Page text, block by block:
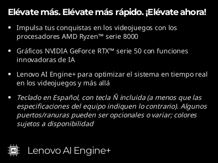
Elévate más. Elévate más rápido. ¡Elévate ahora!
Impulsa tus conquistas en los videojuegos con los
procesadores AMD Ryzen™ serie 8000
Gráficos NVIDIA GeForce RTX™ serie 50 con funciones
innovadoras de IA
Lenovo AI Engine+ para optimizar el sistema en tiempo real
en los videojuegos y más allá
Teclado en Español, con tecla Ñ incluida (a menos que las
especificaciones del equipo indiquen lo contrario). Algunos
puertos/ranuras pueden ser opcionales o variar; colores
sujetos a disponibilidad
Lenovo AI Engine+